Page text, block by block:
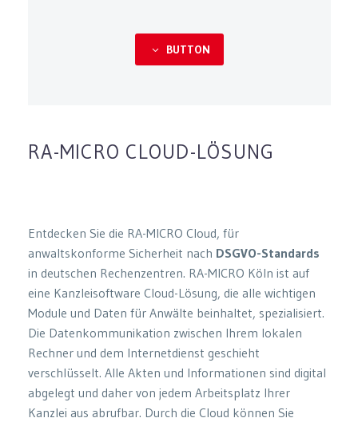
3 BUTTON
RA-MICRO CLOUD-LÖSUNG
Entdecken Sie die RA-MICRO Cloud, für
anwaltskonforme Sicherheit nach DSGVO-Standards
in deutschen Rechenzentren. RA-MICRO Köln ist auf
eine Kanzleisoftware Cloud-Lösung, die alle wichtigen
Module und Daten für Anwälte beinhaltet, spezialisiert.
Die Datenkommunikation zwischen Ihrem lokalen
Rechner und dem Internetdienst geschieht
verschlüsselt. Alle Akten und Informationen sind digital
abgelegt und daher von jedem Arbeitsplatz Ihrer
Kanzlei aus abrufbar. Durch die Cloud können Sie